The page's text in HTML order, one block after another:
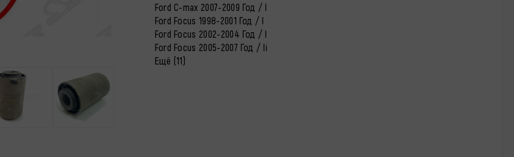
Ford C-max 2007-2009 Год / I
Ford Focus 1998-2001 Год / I
Ford Focus 2002-2004 Год / I
Ford Focus 2005-2007 Год / Ii
Ещё (11)